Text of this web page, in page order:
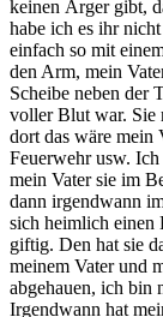
keinen Ärger gibt,
habe ich es ihr
einfach so mit
den Arm, mein
Scheibe neben der
voller Blut war. Sie
dort das wäre mein
Feuerwehr usw.
mein Vater sie im
dann irgendwann
sich heimlich einen
giftig. Den hat sie
meinem Vater und
abgehauen, ich bin
Irgendwann hat